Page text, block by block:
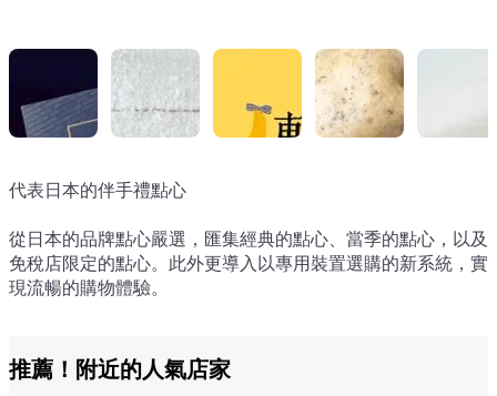
代表日本的伴手禮點心
從日本的品牌點心嚴選，匯集經典的點心、當季的點心，以及
免稅店限定的點心。此外更導入以專用裝置選購的新系統，實
現流暢的購物體驗。
代表日本的伴手禮點心
從日本的品牌點心嚴選，匯集經典的點心、當季的點心，以及
免稅店限定的點心。此外更導入以專用裝置選購的新系統，實
現流暢的購物體驗。
代表日本的伴手禮點心
從日本的品牌點心嚴選，匯集經典的點心、當季的點心，以及
免稅店限定的點心。此外更導入以專用裝置選購的新系統，實
現流暢的購物體驗。
代表日本的伴手禮點心
從日本的品牌點心嚴選，匯集經典的點心、當季的點心，以及
免稅店限定的點心。此外更導入以專用裝置選購的新系統，實
現流暢的購物體驗。
代表日本的伴手禮點心
從日本的品牌點心嚴選，匯集經典的點心、當季的點心，以及
免稅店限定的點心。此外更導入以專用裝置選購的新系統，實
現流暢的購物體驗。
推薦！附近的人氣店家